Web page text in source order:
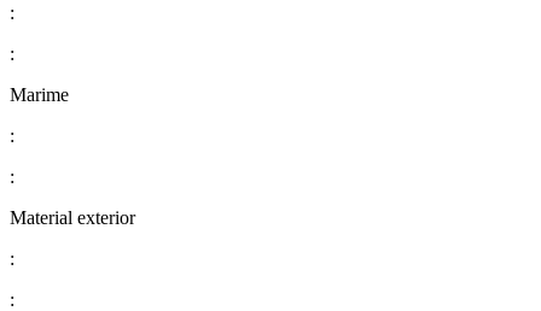
:
:
Marime
:
:
Material exterior
:
: